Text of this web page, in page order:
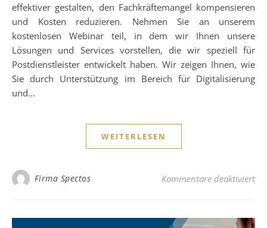
effektiver gestalten, den Fachkräftemangel kompensieren
und Kosten reduzieren. Nehmen Sie an unserem
kostenlosen Webinar teil, in dem wir Ihnen unsere
Lösungen und Services vorstellen, die wir speziell für
Postdienstleister entwickelt haben. Wir zeigen Ihnen, wie
Sie durch Unterstützung im Bereich für Digitalisierung
und…
WEITERLESEN
Firma Spectos Kommentare deaktiviertfür